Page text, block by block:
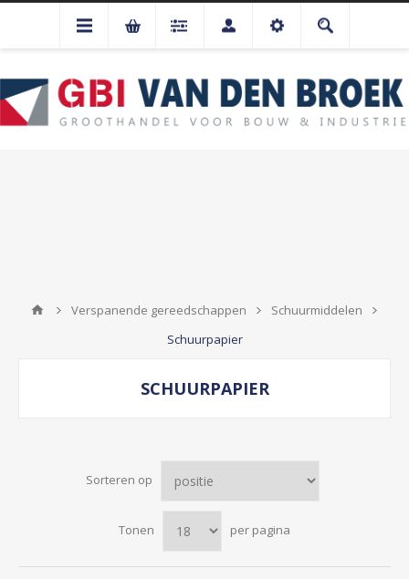
Verspanende gereedschappen
Schuurmiddelen
Schuurpapier
SCHUURPAPIER
Sorteren op
Tonen per pagina